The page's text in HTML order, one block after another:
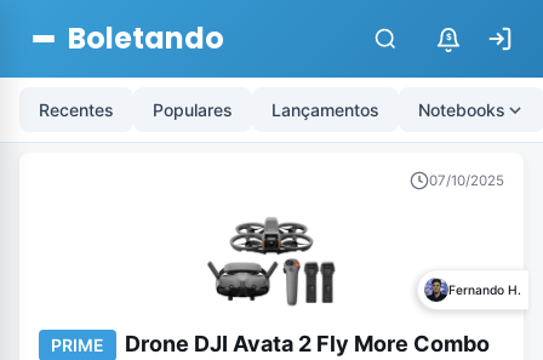
Boletando $
Recentes Populares Lançamentos Notebooks
07/10/2025
Fernando H.
PRIME
Drone DJI Avata 2 Fly More Combo